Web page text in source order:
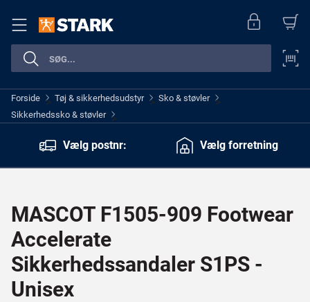
Forside > Tøj & sikkerhedsudstyr > Sko & støvler >
Sikkerhedssko & støvler >
Vælg postnr:
Vælg forretning
MASCOT F1505-909 Footwear
Accelerate
Sikkerhedssandaler S1PS -
Unisex